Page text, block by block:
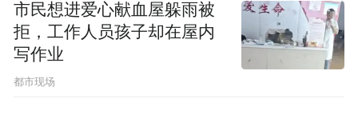
市民想进爱心献血屋躲雨被
拒，工作人员孩子却在屋内
写作业
都市现场